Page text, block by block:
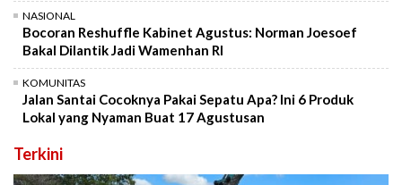
NASIONAL
Bocoran Reshuffle Kabinet Agustus: Norman Joesoef
Bakal Dilantik Jadi Wamenhan RI
KOMUNITAS
Jalan Santai Cocoknya Pakai Sepatu Apa? Ini 6 Produk
Lokal yang Nyaman Buat 17 Agustusan
Terkini